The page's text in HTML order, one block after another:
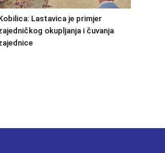
Lastavica je primjer
okupljanja i čuvanja